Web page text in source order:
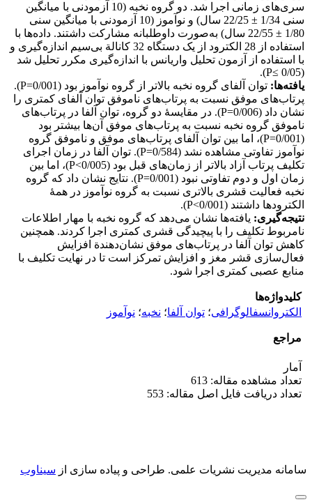
سری‌های زمانی اجرا شد. دو گروه نخبه (10 آزمودنی با میانگین
سنی 1/34 ± 22/25 سال) و نوآموز (10 آزمودنی با میانگین سنی
1/80 ± 22/55 سال) به‌صورت داوطلبانه مشارکت داشتند. داده‌ها با
استفاده از 28 الکترود از یک دستگاه 32 کانالة بی‌سیم اندازه‌گیری و
با استفاده از آزمون تحلیل واریانس با اندازه‌گیری مکرر تحلیل شد
(0/05 ≥P).
یافته‌ها:
توان آلفای گروه نخبه بالاتر از گروه نوآموز بود (0/001=P).
پرتاب‌های موفق نسبت به پرتاب‌های ناموفق توان آلفای کمتری را
نشان داد (0/006=P). در مقایسۀ دو گروه، توان آلفا در پرتاب‌های
ناموفق گروه نخبه نسبت به پرتاب‌های موفق آن‌ها بیشتر بود
(0/001=P)، اما بین توان آلفای پرتاب‌های موفق و ناموفق گروه
نوآموز تفاوتی مشاهده نشد (0/584=P). توان آلفا در زمان اجرای
تکلیف پرتاب آزاد بالاتر از زمان‌های قبل بود (0/005>P)، اما بین
زمان اول و دوم تفاوتی نبود (0/001=P). نتایج نشان داد که گروه
نخبه فعالیت قشری بالاتری نسبت به گروه نوآموز در همۀ
الکترودها داشتند (0/001>P).
نتیجه‌گیری: یافته‌ها نشان می‌دهد که گروه نخبه با مهار اطلاعات
نامربوط تکلیف را با پیچیدگی قشری کمتری اجرا کردند. همچنین
کاهش توان آلفا در پرتاب‌های موفق نشان‌دهندة افزایش
فعال‌سازی قشر مغز و افزایش تمرکز است تا در نهایت تکلیف با
منابع عصبی کمتری اجرا شود.
کلیدواژه‌ها
الکتروانسفالوگرافی؛ توان آلفا؛ نخبه؛ نوآموز
مراجع
آمار
تعداد مشاهده مقاله: 613
تعداد دریافت فایل اصل مقاله: 553
سامانه مدیریت نشریات علمی. طراحی و پیاده سازی از سیناوب